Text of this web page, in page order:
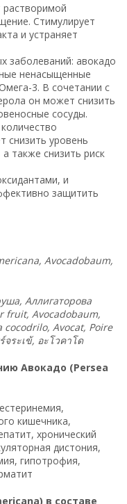
растворимой
Стимулирует
и устраняет
заболеваний: авокадо
ненасыщенные
3. В сочетании с
он может снизить
сосуды.
снизить уровень
также снизить риск
и
защитить
Avocadobaum,
Аллигаторова
fruit, Avocadobaum,
Avocat, Poire
จระเข้, อะโวคาโด
Авокадо (Persea
кишечника,
хронический
дистония,
гипотрофия,
в составе